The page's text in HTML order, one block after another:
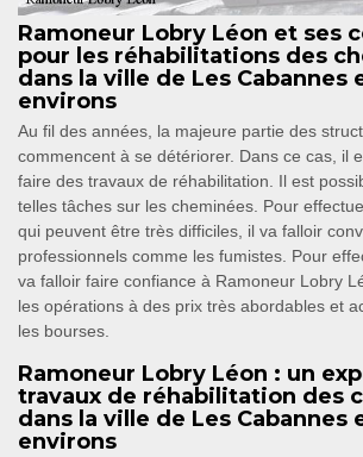
Ramoneur Lobry Léon et ses
pour les réhabilitations des
dans la ville de Les Cabannes
environs
Au fil des années, la majeure partie des
commencent à se détériorer. Dans ce cas, il
faire des travaux de réhabilitation. Il est
telles tâches sur les cheminées. Pour
qui peuvent être très difficiles, il va falloir
professionnels comme les fumistes. Pour
va falloir faire confiance à Ramoneur Lobry
les opérations à des prix très abordables et
les bourses.
Ramoneur Lobry Léon : un
travaux de réhabilitation des
dans la ville de Les Cabannes
environs